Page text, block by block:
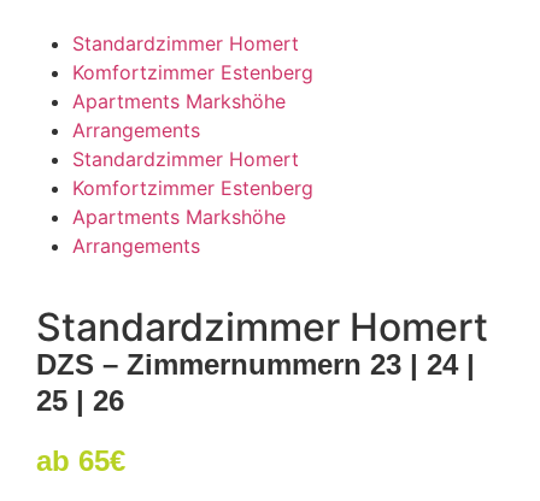
Standardzimmer Homert
Komfortzimmer Estenberg
Apartments Markshöhe
Arrangements
Standardzimmer Homert
Komfortzimmer Estenberg
Apartments Markshöhe
Arrangements
Standardzimmer Homert
DZS – Zimmernummern 23 | 24 |
25 | 26
ab 65€